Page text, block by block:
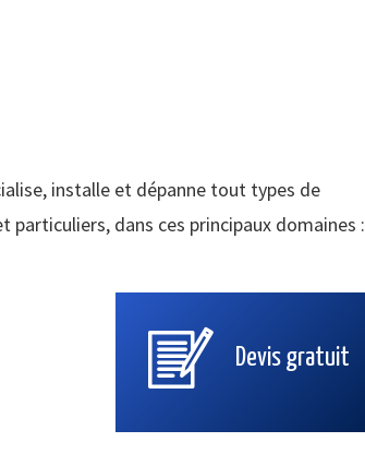
installe et dépanne tout types de
particuliers, dans ces principaux domaines :
Devis gratuit